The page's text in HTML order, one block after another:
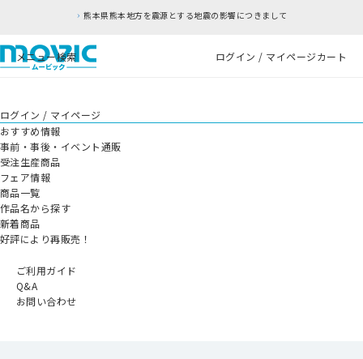
熊本県熊本地方を震源とする地震の影響につきまして
メニュー検索 ログイン / マイページカート
ログイン / マイページ
おすすめ情報
事前・事後・イベント通販
受注生産商品
フェア情報
商品一覧
作品名から探す
新着商品
好評により再販売！
ご利用ガイド
Q&A
お問い合わせ